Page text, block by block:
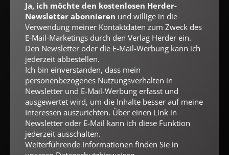
Ich bin einverstanden, dass mein personenbezogenes
Nutzungsverhalten in Newsletter und E-Mail-Werbung erfasst
und ausgewertet wird, um die Inhalte besser auf meine
Interessen auszurichten. Über einen Link in Newsletter oder E-
Mail kann ich diese Funktion jederzeit ausschalten.
Weiterführende Informationen finden Sie in unseren
Datenschutzhinweisen.
E-MAIL
Jetzt anmelden
Ja, ich möchte den kostenlosen Herder-
Newsletter abonnieren und willige in die
Verwendung meiner Kontaktdaten zum Zweck des
E-Mail-Marketings durch den Verlag Herder ein.
Den Newsletter oder die E-Mail-Werbung kann ich
jederzeit abbestellen.
Ich bin einverstanden, dass mein
personenbezogenes Nutzungsverhalten in
Newsletter und E-Mail-Werbung erfasst und
ausgewertet wird, um die Inhalte besser auf meine
Interessen auszurichten. Über einen Link in
Newsletter oder E-Mail kann ich diese Funktion
jederzeit ausschalten.
Weiterführende Informationen finden Sie in